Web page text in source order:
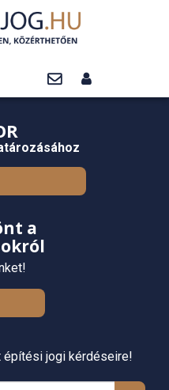
a
építési jogi kérdéseire!